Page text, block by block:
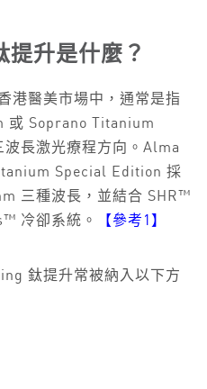
升是什麼？
港醫美市場中，通常是指
或 Soprano Titanium
長激光療程方向。Alma
Special Edition 採
三種波長，並結合 SHR™
冷卻系統。
【參考1】
鈦提升常被納入以下方